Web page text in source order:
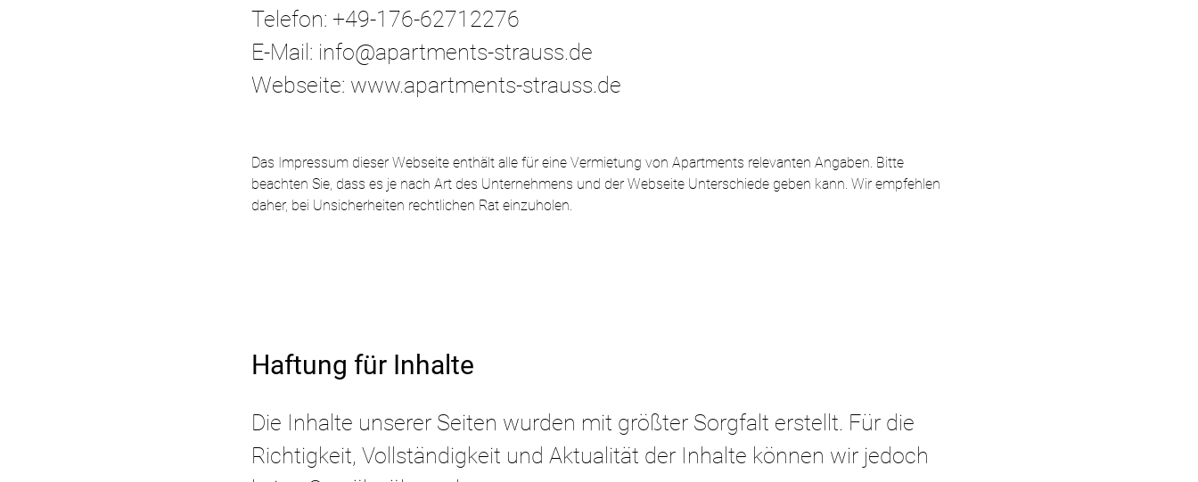
Telefon: +49-176-62712276
E-Mail: info@apartments-strauss.de
Webseite: www.apartments-strauss.de
Das Impressum dieser Webseite enthält alle für eine Vermietung von Apartments relevanten Angaben. Bitte
beachten Sie, dass es je nach Art des Unternehmens und der Webseite Unterschiede geben kann. Wir empfehlen
daher, bei Unsicherheiten rechtlichen Rat einzuholen.
Haftung für Inhalte
Die Inhalte unserer Seiten wurden mit größter Sorgfalt erstellt. Für die
Richtigkeit, Vollständigkeit und Aktualität der Inhalte können wir jedoch